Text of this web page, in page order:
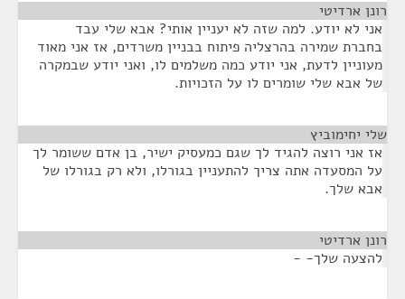
רונן ארדיטי
אני לא יודע. למה שזה לא יעניין אותי? אבא שלי עבד
בחברת שמירה בהרצליה פיתוח בבניין משרדים, אז אני מאוד
מעוניין לדעת, אני יודע כמה משלמים לו, ואני יודע שבמקרה
של אבא שלי שומרים לו על הזכויות.
שלי יחימוביץ
אז אני רוצה להגיד לך שגם כמעסיק ישיר, בן אדם ששומר לך
על המסעדה אתה צריך להתעניין בגורלו, ולא רק בגורלו של
אבא שלך.
רונן ארדיטי
להצעה שלך- -